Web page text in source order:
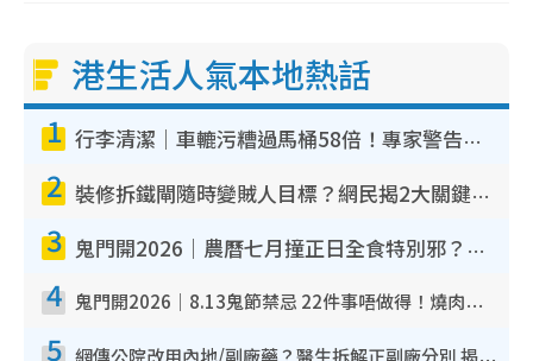
港生活人氣本地熱話
1 行李清潔｜車轆污糟過馬桶58倍！專家警告忌用酒精抹 教1招免污手除菌
2 裝修拆鐵閘隨時變賊人目標？網民揭2大關鍵用途：裝新式等於白裝？附新舊鐵閘分別
3 鬼門開2026｜農曆七月撞正日全食特別邪？專家警告切忌做一事！揭4大禁忌+2招保平安
4 鬼門開2026｜8.13鬼節禁忌 22件事唔做得！燒肉、刺身要少食？半夜勿吹口哨/打呢個電話
5